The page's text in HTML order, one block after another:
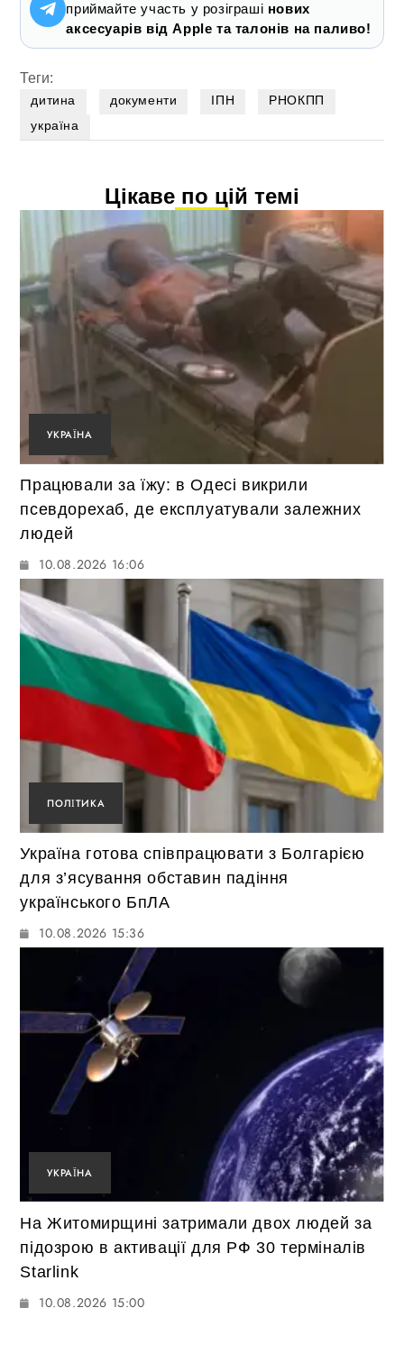
приймайте участь у розіграші нових
аксесуарів від Apple та талонів на паливо!
Теги:
дитина документи ІПН
РНОКПП
україна
Цікаве по цій темі
УКРАЇНА
Працювали за їжу: в Одесі викрили
псевдорехаб, де експлуатували залежних
людей
10.08.2026 16:06
ПОЛІТИКА
Україна готова співпрацювати з Болгарією
для з’ясування обставин падіння
українського БпЛА
10.08.2026 15:36
УКРАЇНА
На Житомирщині затримали двох людей за
підозрою в активації для РФ 30 терміналів
Starlink
10.08.2026 15:00